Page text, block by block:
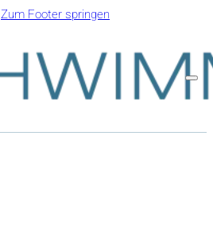
Zum Footer springen